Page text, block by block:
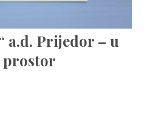
a.d. Prijedor – u
prostor